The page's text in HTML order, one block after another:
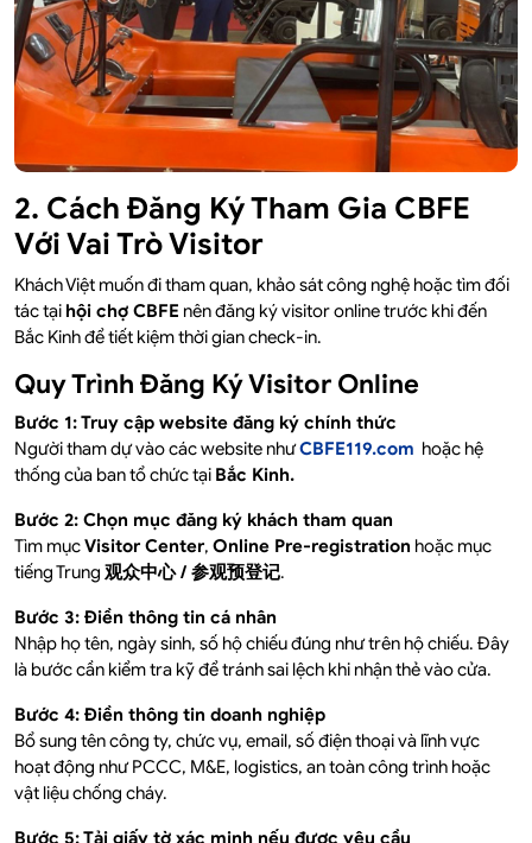
2. Cách Đăng Ký Tham Gia CBFE
Với Vai Trò Visitor
Khách Việt muốn đi tham quan, khảo sát công nghệ hoặc tìm đối
tác tại hội chợ CBFE nên đăng ký visitor online trước khi đến
Bắc Kinh để tiết kiệm thời gian check-in.
Quy Trình Đăng Ký Visitor Online
Bước 1: Truy cập website đăng ký chính thức
Người tham dự vào các website nhưCBFE119.com hoặc hệ
thống của ban tổ chức tại Bắc Kinh.
Bước 2: Chọn mục đăng ký khách tham quan
Tìm mụcVisitor Center, Online Pre-registration hoặc mục
tiếng Trung 观众中心 / 参观预登记.
Bước 3: Điền thông tin cá nhân
Nhập họ tên, ngày sinh, số hộ chiếu đúng như trên hộ chiếu. Đây
là bước cần kiểm tra kỹ để tránh sai lệch khi nhận thẻ vào cửa.
Bước 4: Điền thông tin doanh nghiệp
Bổ sung tên công ty, chức vụ, email, số điện thoại và lĩnh vực
hoạt động như PCCC, M&E, logistics, an toàn công trình hoặc
vật liệu chống cháy.
Bước 5: Tải giấy tờ xác minh nếu được yêu cầu